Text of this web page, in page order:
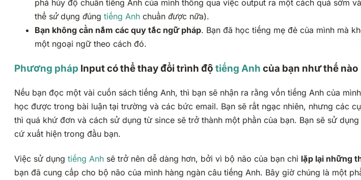
phá hủy độ chuẩn tiếng Anh của mình thông qua việc output ra một cách quá sớm
thể sử dụng đúng tiếng Anh chuẩn được nữa).
Bạn không cần nắm các quy tắc ngữ pháp. Bạn đã học tiếng mẹ đẻ của mình mà
một ngoại ngữ theo cách đó.
Phương pháp Input có thể thay đổi trình độ tiếng Anh của bạn như thế nào
Nếu bạn đọc một vài cuốn sách tiếng Anh, thì bạn sẽ nhận ra rằng vốn tiếng Anh của
học được trong bài luận tại trường và các bức email. Bạn sẽ rất ngạc nhiên, nhưng các
thì quá khứ đơn và cách sử dụng từ since sẽ trở thành một phần của bạn. Bạn sẽ sử
cứ xuất hiện trong đầu bạn.
Việc sử dụng tiếng Anh sẽ trở nên dễ dàng hơn, bởi vì bộ não của bạn chỉ lặp lại những
bạn đã cung cấp cho bộ não của mình hàng ngàn câu tiếng Anh. Bây giờ chúng là một